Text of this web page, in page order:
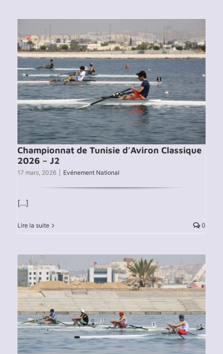
Championnat de Tunisie d’Aviron Classique
2026 – J2
17 mars, 2026 Evénement National
[...]
Lire la suite 0